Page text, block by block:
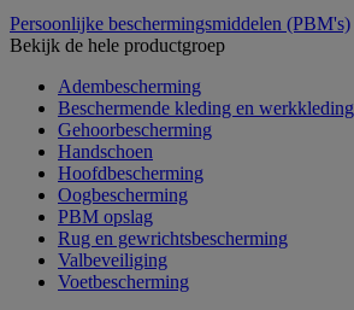
Persoonlijke beschermingsmiddelen (PBM's)
Bekijk de hele productgroep
Adembescherming
Beschermende kleding en werkkleding
Gehoorbescherming
Handschoen
Hoofdbescherming
Oogbescherming
PBM opslag
Rug en gewrichtsbescherming
Valbeveiliging
Voetbescherming